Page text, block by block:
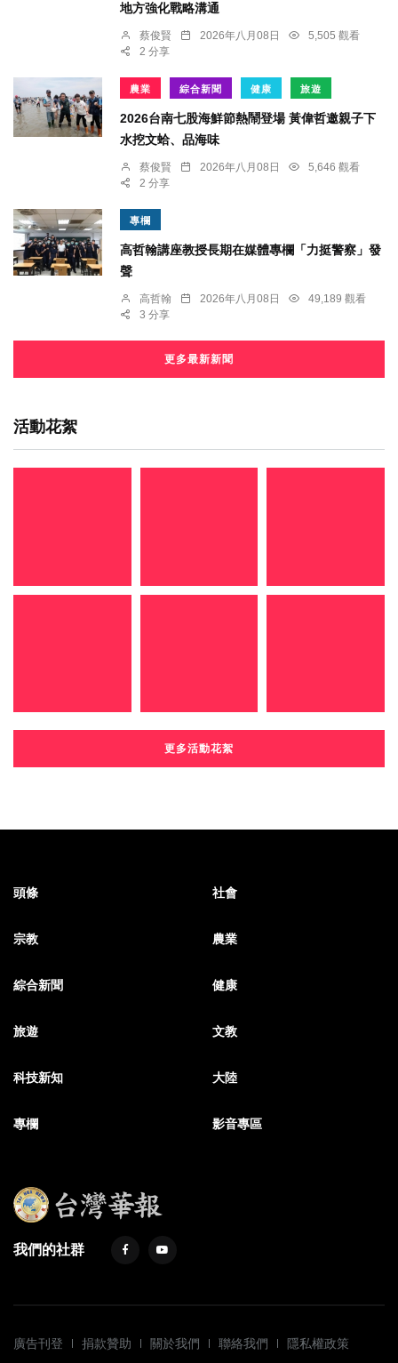
地方強化戰略溝通
蔡俊賢 2026年八月08日
5,505 觀看
2 分享
農業 綜合新聞 健康 旅遊
2026台南七股海鮮節熱鬧登場 黃偉哲邀親子下
水挖文蛤、品海味
蔡俊賢 2026年八月08日
5,646 觀看
2 分享
專欄
高哲翰講座教授長期在媒體專欄「力挺警察」發
聲
高哲翰 2026年八月08日
49,189 觀看
3 分享
更多最新新聞
活動花絮
更多活動花絮
頭條 社會
宗教 農業
綜合新聞 健康
旅遊 文教
科技新知 大陸
專欄 影音專區
我們的社群
廣告刊登 捐款贊助 關於我們 聯絡我們
隱私權政策